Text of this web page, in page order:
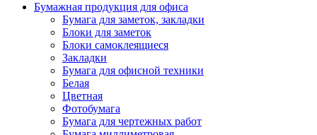
Бумажная продукция для офиса
Бумага для заметок, закладки
Блоки для заметок
Блоки самоклеящиеся
Закладки
Бумага для офисной техники
Белая
Цветная
Фотобумага
Бумага для чертежных работ